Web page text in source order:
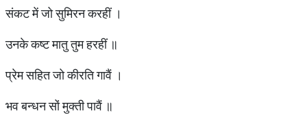
संकट में जो सुमिरन करहीं ।
उनके कष्ट मातु तुम हरहीं ॥
प्रेम सहित जो कीरति गावैं ।
भव बन्धन सों मुक्ती पावैं ॥